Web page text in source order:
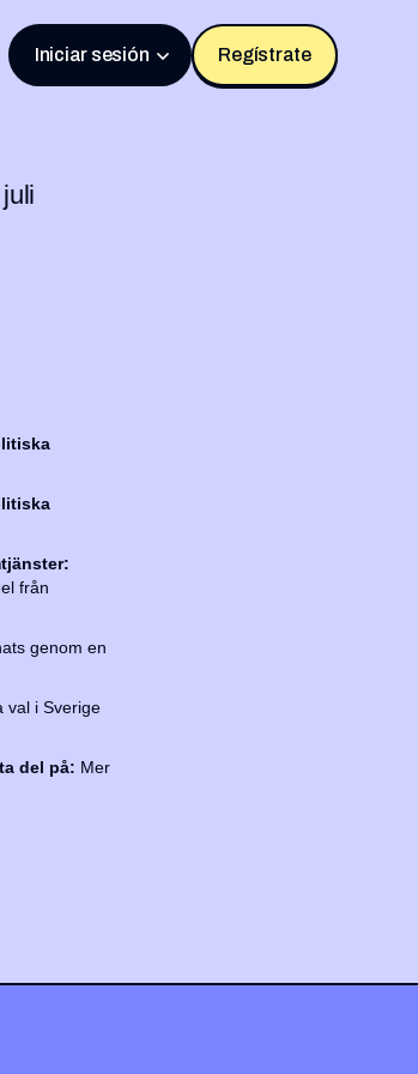
Iniciar sesión Regístrate
från
genom en
val i Sverige
del på: Mer